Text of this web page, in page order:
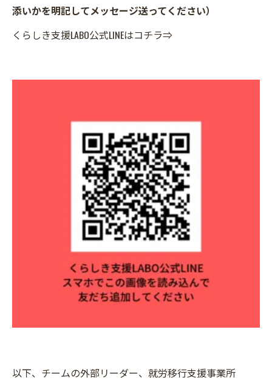
添いかを明記してメッセージ送ってください）
くらしき支援LABO公式LINEはコチラ⇒
以下、チームの外部リーダー、就労移行支援事業所